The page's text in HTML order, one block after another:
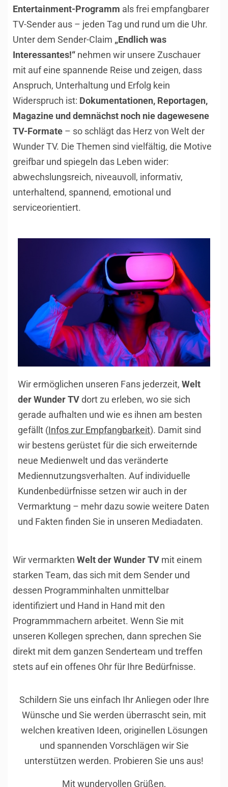
Entertainment-Programm als frei empfangbarer
TV-Sender aus – jeden Tag und rund um die Uhr.
Unter dem Sender-Claim „Endlich was
Interessantes!“ nehmen wir unsere Zuschauer
mit auf eine spannende Reise und zeigen, dass
Anspruch, Unterhaltung und Erfolg kein
Widerspruch ist: Dokumentationen, Reportagen,
Magazine und demnächst noch nie dagewesene
TV-Formate – so schlägt das Herz von Welt der
Wunder TV. Die Themen sind vielfältig, die Motive
greifbar und spiegeln das Leben wider:
abwechslungsreich, niveauvoll, informativ,
unterhaltend, spannend, emotional und
serviceorientiert.
Wir ermöglichen unseren Fans jederzeit, Welt
der Wunder TVdort zu erleben, wo sie sich
gerade aufhalten und wie es ihnen am besten
gefällt (Infos zur Empfangbarkeit). Damit sind
wir bestens gerüstet für die sich erweiternde
neue Medienwelt und das veränderte
Mediennutzungsverhalten. Auf individuelle
Kundenbedürfnisse setzen wir auch in der
Vermarktung – mehr dazu sowie weitere Daten
und Fakten finden Sie in unseren Mediadaten.
Wir vermarkten Welt der Wunder TV mit einem
starken Team, das sich mit dem Sender und
dessen Programminhalten unmittelbar
identifiziert und Hand in Hand mit den
Programmmachern arbeitet. Wenn Sie mit
unseren Kollegen sprechen, dann sprechen Sie
direkt mit dem ganzen Senderteam und treffen
stets auf ein offenes Ohr für Ihre Bedürfnisse.
Schildern Sie uns einfach Ihr Anliegen oder Ihre
Wünsche und Sie werden überrascht sein, mit
welchen kreativen Ideen, originellen Lösungen
und spannenden Vorschlägen wir Sie
unterstützen werden. Probieren Sie uns aus!
Mit wundervollen Grüßen,